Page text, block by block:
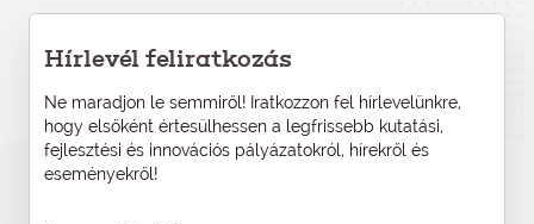
Hírlevél feliratkozás
Ne maradjon le semmiről! Iratkozzon fel hírlevelünkre,
hogy elsőként értesülhessen a legfrissebb kutatási,
fejlesztési és innovációs pályázatokról, hírekről és
eseményekről!